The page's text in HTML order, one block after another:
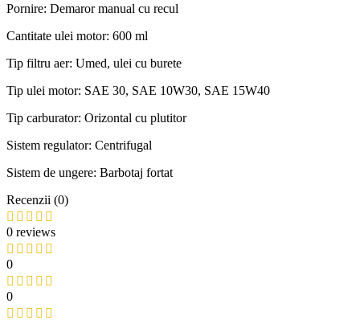
Pornire: Demaror manual cu recul
Cantitate ulei motor: 600 ml
Tip filtru aer: Umed, ulei cu burete
Tip ulei motor: SAE 30, SAE 10W30, SAE 15W40
Tip carburator: Orizontal cu plutitor
Sistem regulator: Centrifugal
Sistem de ungere: Barbotaj fortat
Recenzii (0)
0 reviews
0
0